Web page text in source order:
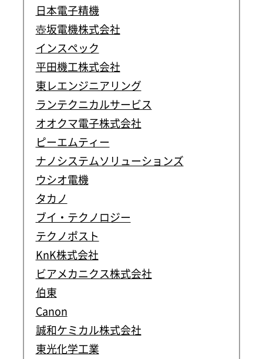
日本電子精機
壺坂電機株式会社
インスペック
平田機工株式会社
東レエンジニアリング
ランテクニカルサービス
オオクマ電子株式会社
ピーエムティー
ナノシステムソリューションズ
ウシオ電機
タカノ
ブイ・テクノロジー
テクノポスト
KnK株式会社
ビアメカニクス株式会社
伯東
Canon
誠和ケミカル株式会社
東光化学工業